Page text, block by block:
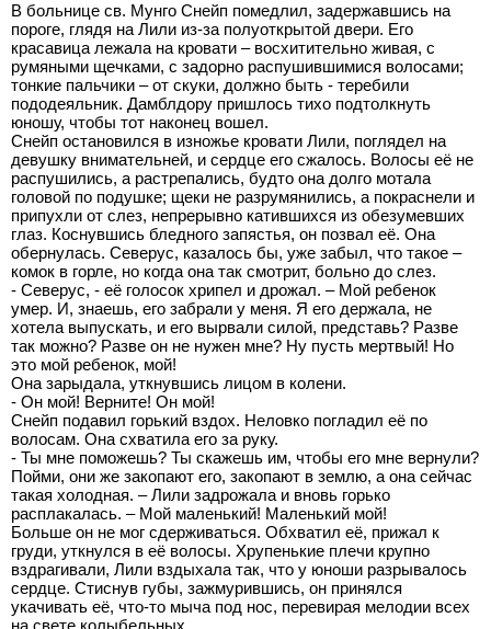
В больнице св. Мунго Снейп помедлил, задержавшись на
пороге, глядя на Лили из-за полуоткрытой двери. Его
красавица лежала на кровати – восхитительно живая, с
румяными щечками, с задорно распушившимися волосами;
тонкие пальчики – от скуки, должно быть - теребили
пододеяльник. Дамблдору пришлось тихо подтолкнуть
юношу, чтобы тот наконец вошел.
Снейп остановился в изножье кровати Лили, поглядел на
девушку внимательней, и сердце его сжалось. Волосы её не
распушились, а растрепались, будто она долго мотала
головой по подушке; щеки не разрумянились, а покраснели и
припухли от слез, непрерывно катившихся из обезумевших
глаз. Коснувшись бледного запястья, он позвал её. Она
обернулась. Северус, казалось бы, уже забыл, что такое –
комок в горле, но когда она так смотрит, больно до слез.
- Северус, - её голосок хрипел и дрожал. – Мой ребенок
умер. И, знаешь, его забрали у меня. Я его держала, не
хотела выпускать, и его вырвали силой, представь? Разве
так можно? Разве он не нужен мне? Ну пусть мертвый! Но
это мой ребенок, мой!
Она зарыдала, уткнувшись лицом в колени.
- Он мой! Верните! Он мой!
Снейп подавил горький вздох. Неловко погладил её по
волосам. Она схватила его за руку.
- Ты мне поможешь? Ты скажешь им, чтобы его мне вернули?
Пойми, они же закопают его, закопают в землю, а она сейчас
такая холодная. – Лили задрожала и вновь горько
расплакалась. – Мой маленький! Маленький мой!
Больше он не мог сдерживаться. Обхватил её, прижал к
груди, уткнулся в её волосы. Хрупенькие плечи крупно
вздрагивали, Лили вздыхала так, что у юноши разрывалось
сердце. Стиснув губы, зажмурившись, он принялся
укачивать её, что-то мыча под нос, перевирая мелодии всех
на свете колыбельных.